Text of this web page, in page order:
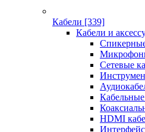
Кабели [339]
Кабели и
Сетевые
HDMI